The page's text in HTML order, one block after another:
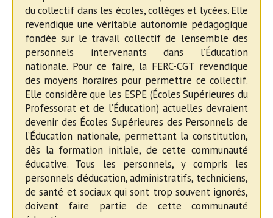
du collectif dans les écoles, collèges et lycées. Elle
revendique une véritable autonomie pédagogique
fondée sur le travail collectif de l’ensemble des
personnels intervenants dans l’Éducation
nationale. Pour ce faire, la FERC-CGT revendique
des moyens horaires pour permettre ce collectif.
Elle considère que les ESPE (Écoles Supérieures du
Professorat et de l’Éducation) actuelles devraient
devenir des Écoles Supérieures des Personnels de
l’Éducation nationale, permettant la constitution,
dès la formation initiale, de cette communauté
éducative. Tous les personnels, y compris les
personnels d’éducation, administratifs, techniciens,
de santé et sociaux qui sont trop souvent ignorés,
doivent faire partie de cette communauté